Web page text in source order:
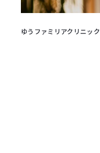
ゆうファミリアクリニック